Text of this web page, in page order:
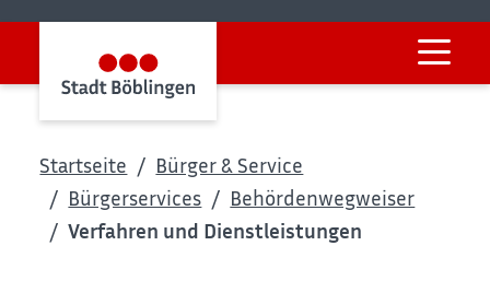
Startseite
Bürger & Service
Bürgerservices
Behördenwegweiser
Verfahren und Dienstleistungen